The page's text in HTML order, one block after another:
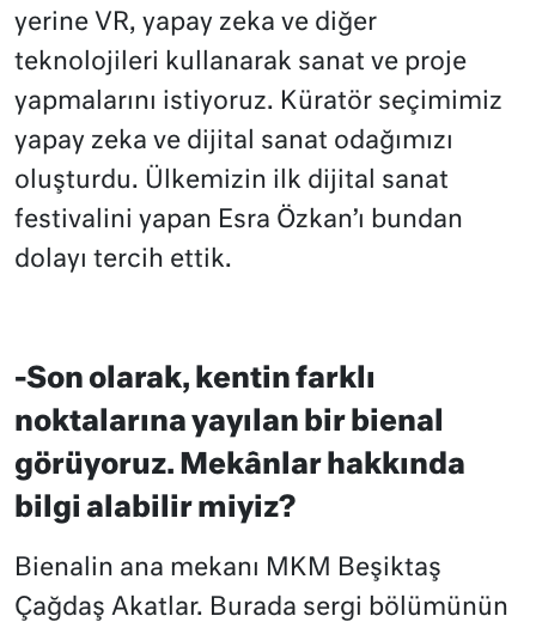
yerine VR, yapay zeka ve diğer
teknolojileri kullanarak sanat ve proje
yapmalarını istiyoruz. Küratör seçimimiz
yapay zeka ve dijital sanat odağımızı
oluşturdu. Ülkemizin ilk dijital sanat
festivalini yapan Esra Özkan’ı bundan
dolayı tercih ettik.
-Son olarak, kentin farklı
noktalarına yayılan bir bienal
görüyoruz. Mekânlar hakkında
bilgi alabilir miyiz?
Bienalin ana mekanı MKM Beşiktaş
Çağdaş Akatlar. Burada sergi bölümünün